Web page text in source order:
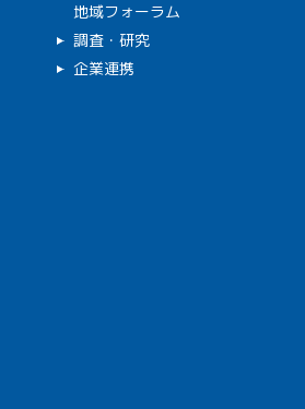
地域フォーラム
調査・研究
企業連携